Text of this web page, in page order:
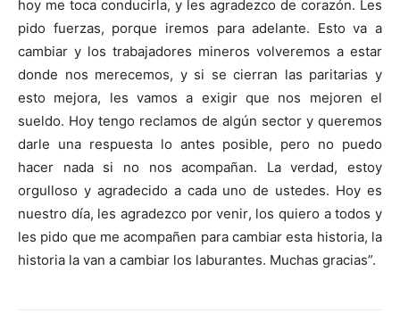
hoy me toca conducirla, y les agradezco de corazón. Les
pido fuerzas, porque iremos para adelante. Esto va a
cambiar y los trabajadores mineros volveremos a estar
donde nos merecemos, y si se cierran las paritarias y
esto mejora, les vamos a exigir que nos mejoren el
sueldo. Hoy tengo reclamos de algún sector y queremos
darle una respuesta lo antes posible, pero no puedo
hacer nada si no nos acompañan. La verdad, estoy
orgulloso y agradecido a cada uno de ustedes. Hoy es
nuestro día, les agradezco por venir, los quiero a todos y
les pido que me acompañen para cambiar esta historia, la
historia la van a cambiar los laburantes. Muchas gracias”.